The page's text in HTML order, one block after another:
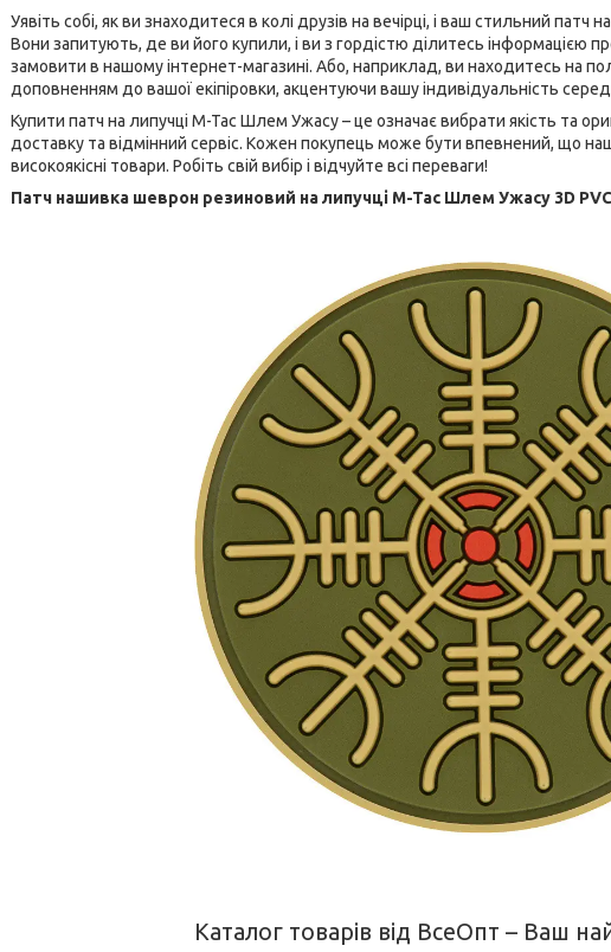
Уявіть собі, як ви знаходитеся в колі друзів на вечірці, і ваш стильний
Вони запитують, де ви його купили, і ви з гордістю ділитесь інформацією
замовити в нашому інтернет-магазині. Або, наприклад, ви находитесь на
доповненням до вашої екіпіровки, акцентуючи вашу індивідуальність серед
Купити патч на липучці M-Tac Шлем Ужасу – це означає вибрати якість та
доставку та відмінний сервіс. Кожен покупець може бути впевнений, що
високоякісні товари. Робіть свій вибір і відчуйте всі переваги!
Патч нашивка шеврон резиновий на липучці M-Tac Шлем Ужасу 3D
Каталог товарів від ВсеОпт – Ваш